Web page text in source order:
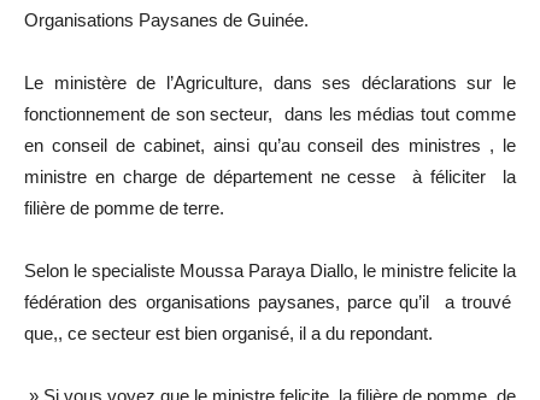
Organisations Paysanes de Guinée.
Le ministère de l’Agriculture, dans ses déclarations sur le
fonctionnement de son secteur, dans les médias tout comme
en conseil de cabinet, ainsi qu’au conseil des ministres , le
ministre en charge de département ne cesse à féliciter la
filière de pomme de terre.
Selon le specialiste Moussa Paraya Diallo, le ministre felicite la
fédération des organisations paysanes, parce qu’il a trouvé
que,, ce secteur est bien organisé, il a du repondant.
» Si vous voyez que le ministre felicite la filière de pomme de